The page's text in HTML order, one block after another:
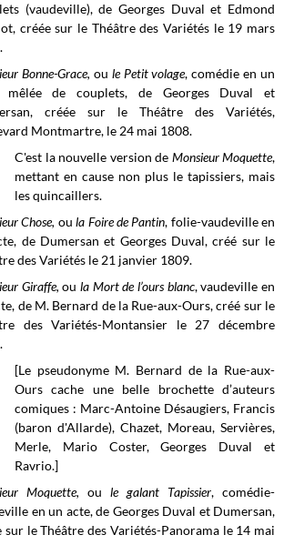
(vaudeville), de Georges Duval et Edmond
créée sur le Théâtre des Variétés le 19 mars
Bonne-Grace, ou le Petit volage, comédie en un
mêlée de couplets, de Georges Duval et
créée sur le Théâtre des Variétés,
Montmartre, le 24 mai 1808.
C'est la nouvelle version de Monsieur Moquette,
mettant en cause non plus le tapissiers, mais
les quincaillers.
Chose, ou la Foire de Pantin, folie-vaudeville en
de Dumersan et Georges Duval, créé sur le
des Variétés le 21 janvier 1809.
Giraffe,ou la Mort de l’ours blanc, vaudeville en
de M. Bernard de la Rue-aux-Ours, créé sur le
des Variétés-Montansier le 27 décembre
[Le pseudonyme M. Bernard de la Rue-aux-
Ours cache une belle brochette d’auteurs
comiques : Marc-Antoine Désaugiers, Francis
(baron d'Allarde), Chazet, Moreau, Servières,
Merle, Mario Coster, Georges Duval et
Ravrio.]
Moquette, ou le galant Tapissier, comédie-
en un acte, de Georges Duval et Dumersan,
sur le Théâtre des Variétés-Panorama le 14 mai